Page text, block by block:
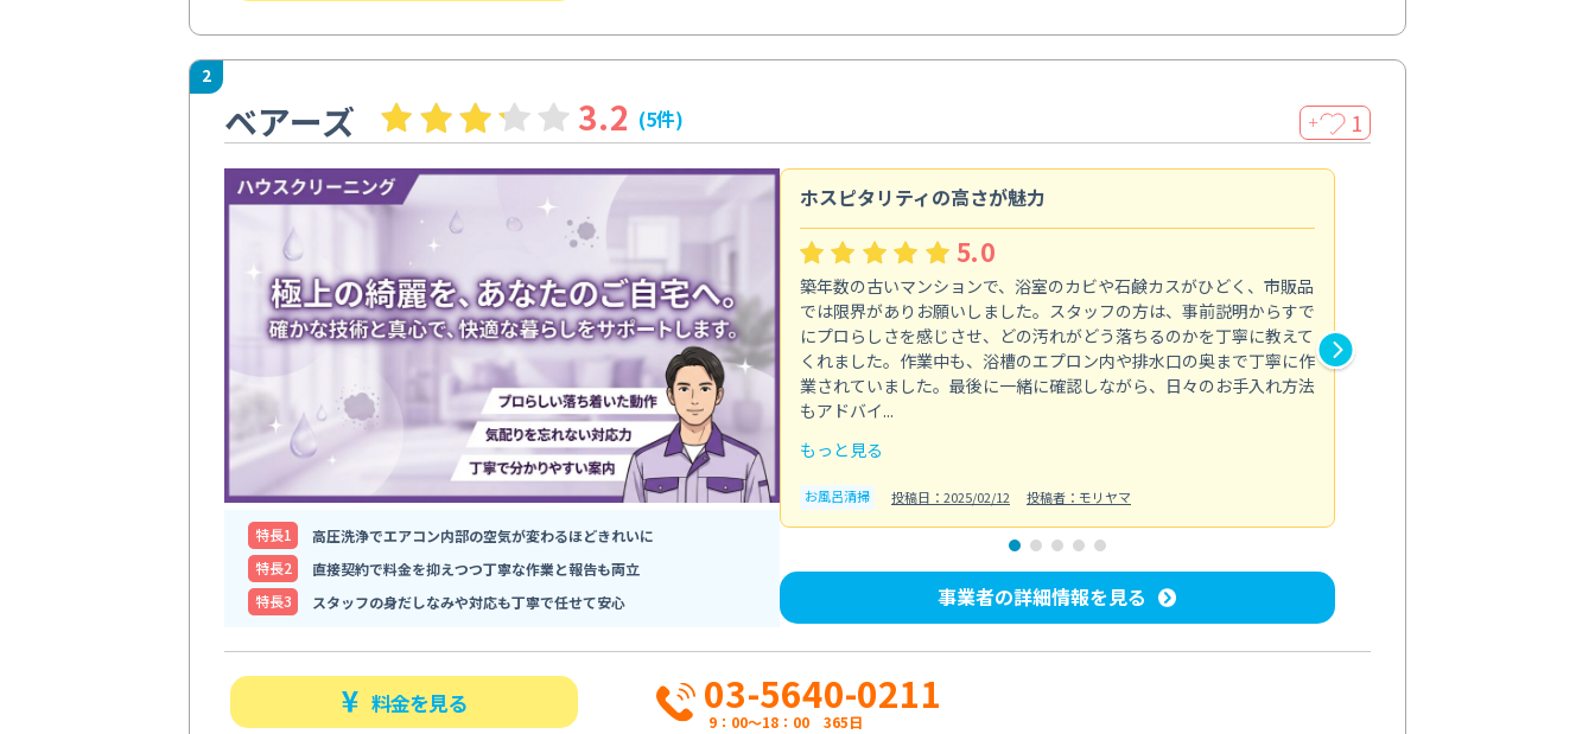
2
ベアーズ 3.2 (5件) ＋ 1
特⻑1
高圧洗浄でエアコン内部の空気が変わるほどきれいに
特⻑2
直接契約で料金を抑えつつ丁寧な作業と報告も両立
特⻑3
スタッフの身だしなみや対応も丁寧で任せて安心
ホスピタリティの高さが魅力
5.0
築年数の古いマンションで、浴室のカビや石鹸カスがひどく、市販品
では限界がありお願いしました。スタッフの方は、事前説明からすで
にプロらしさを感じさせ、どの汚れがどう落ちるのかを丁寧に教えて
くれました。作業中も、浴槽のエプロン内や排水口の奥まで丁寧に作
業されていました。最後に一緒に確認しながら、日々のお手入れ方法
もアドバイ...
もっと見る
お風呂清掃 投稿日：2025/02/12 投稿者：モリヤマ
事業者の詳細情報を見る
料金を見る 03-5640-0211
9：00～18：00 365日